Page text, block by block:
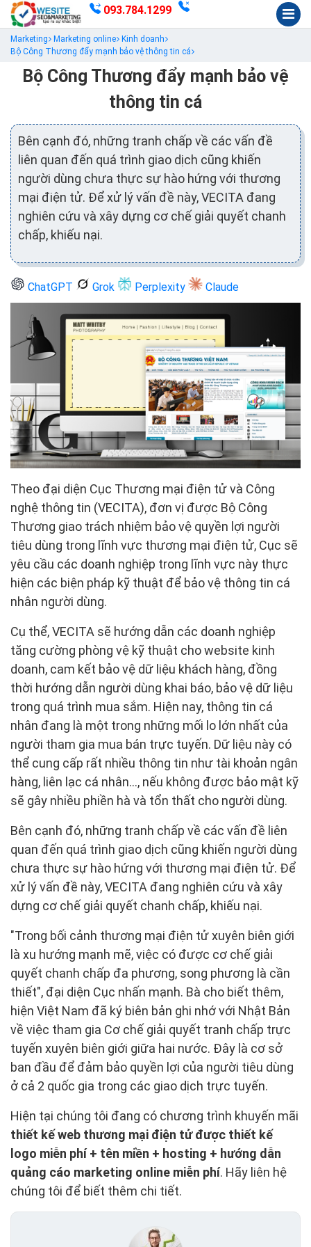
093.784.1299
Marketing Marketing online
Kinh doanh
Bộ Công Thương đẩy mạnh bảo vệ thông tin cá
Bộ Công Thương đẩy mạnh bảo vệ
thông tin cá
Bên cạnh đó, những tranh chấp về các vấn đề
liên quan đến quá trình giao dịch cũng khiến
người dùng chưa thực sự hào hứng với thương
mại điện tử. Để xử lý vấn đề này, VECITA đang
nghiên cứu và xây dựng cơ chế giải quyết chanh
chấp, khiếu nại.
ChatGPT Grok Perplexity Claude
Theo đại diện Cục Thương mại điện tử và Công
nghệ thông tin (VECITA), đơn vị được Bộ Công
Thương giao trách nhiệm bảo vệ quyền lợi người
tiêu dùng trong lĩnh vực thương mại điện tử, Cục sẽ
yêu cầu các doanh nghiệp trong lĩnh vực này thực
hiện các biện pháp kỹ thuật để bảo vệ thông tin cá
nhân người dùng.
Cụ thể, VECITA sẽ hướng dẫn các doanh nghiệp
tăng cường phòng vệ kỹ thuật cho website kinh
doanh, cam kết bảo vệ dữ liệu khách hàng, đồng
thời hướng dẫn người dùng khai báo, bảo vệ dữ liệu
trong quá trình mua sắm. Hiện nay, thông tin cá
nhân đang là một trong những mối lo lớn nhất của
người tham gia mua bán trực tuyến. Dữ liệu này có
thể cung cấp rất nhiều thông tin như tài khoản ngân
hàng, liên lạc cá nhân..., nếu không được bảo mật kỹ
sẽ gây nhiều phiền hà và tổn thất cho người dùng.
Bên cạnh đó, những tranh chấp về các vấn đề liên
quan đến quá trình giao dịch cũng khiến người dùng
chưa thực sự hào hứng với thương mại điện tử. Để
xử lý vấn đề này, VECITA đang nghiên cứu và xây
dựng cơ chế giải quyết chanh chấp, khiếu nại.
"Trong bối cảnh thương mại điện tử xuyên biên giới
là xu hướng mạnh mẽ, việc có được cơ chế giải
quyết chanh chấp đa phương, song phương là cần
thiết", đại diện Cục nhấn mạnh. Bà cho biết thêm,
hiện Việt Nam đã ký biên bản ghi nhớ với Nhật Bản
về việc tham gia Cơ chế giải quyết tranh chấp trực
tuyến xuyên biên giới giữa hai nước. Đây là cơ sở
ban đầu để đảm bảo quyền lợi của người tiêu dùng
ở cả 2 quốc gia trong các giao dịch trực tuyến.
Hiện tại chúng tôi đang có chương trình khuyến mãi
thiết kế web thương mại điện tử được thiết kế
logo miễn phí + tên miền + hosting + hướng dẫn
quảng cáo marketing online miễn phí. Hãy liên hệ
chúng tôi để biết thêm chi tiết.